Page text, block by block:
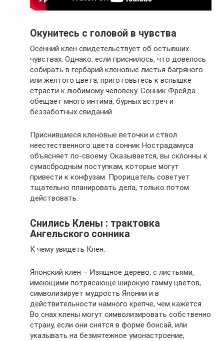
Окунитесь с головой в чувства
Осенний клен свидетельствует об остывших
чувствах. Однако, если приснилось, что довелось
собирать в гербарий кленовые листья багряного
или желтого цвета, приготовьтесь к вспышке
страсти к любимому человеку. Сонник Фрейда
обещает много интима, бурных встреч и
беззаботных свиданий.
Приснившиеся кленовые веточки и ствол
неестественного цвета сонник Нострадамуса
объясняет по-своему. Оказывается, вы склонны к
сумасбродным поступкам, которые могут
привести к конфузам. Прорицатель советует
тщательно планировать дела, только потом
действовать.
Снились Клены : трактовка
Ангельского сонника
К чему увидеть Клен:
Японский клен – Изящное дерево, с листьями,
имеющими потрясающе широкую гамму цветов,
символизирует мудрость Японии и в
действительности намного крепче, чем кажется.
Во снах клены могут символизировать собственно
страну, если они снятся в форме бонсай, или
указывать на безмятежное умонастроение,